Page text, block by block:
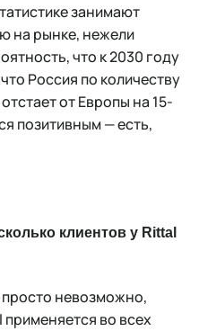
занимают
на рынке, нежели
что к 2030 году
Россия по количеству
от Европы на 15-
позитивным — есть,
клиентов у Rittal
просто невозможно,
во всех